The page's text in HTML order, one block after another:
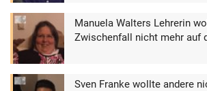
Manuela Walters Lehrerin
Zwischenfall nicht mehr auf
Sven Franke wollte andere